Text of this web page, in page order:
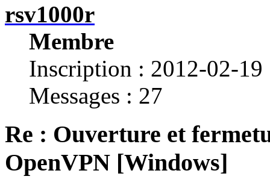
rsv1000r
Membre
Inscription : 2012-02-19
Messages : 27
Re : Ouverture et
OpenVPN [Windows]